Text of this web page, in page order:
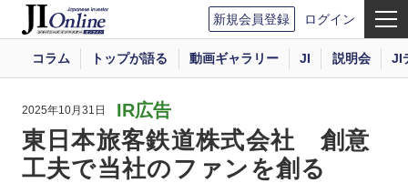
新規会員登録 ログイン
コラム トップが語る 動画ギャラリー JI 説明会 JI
2025年10月31日 IR広告
東日本旅客鉄道株式会社 創意
工夫で当社のファンを創る